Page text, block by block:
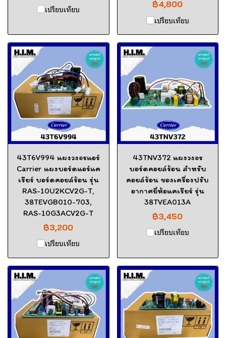
เปรียบเทียบ ฿4,800
เปรียบเทียบ
43T6V994 แผงวงจรแอร์
Carrier แผงบอร์ดแอร์แค
เรียร์ บอร์ดคอยล์ร้อน รุ่น
RAS-10U2KCV2G-T,
38TEVGB010-703,
RAS-10G3ACV2G-T
฿3,200
เปรียบเทียบ
43TNV372 แผงวงจร
บอร์ดคอยล์ร้อน สำหรับ
คอยล์ร้อน ของเครื่องปรับ
อากาศยี่ห้อแคเรียร์ รุ่น
38TVEA013A
฿3,450
เปรียบเทียบ